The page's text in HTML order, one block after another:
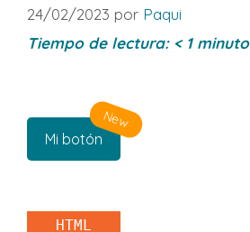
24/02/2023 por Paqui
Tiempo de lectura: < 1 minuto
Mi botón
New
HTML